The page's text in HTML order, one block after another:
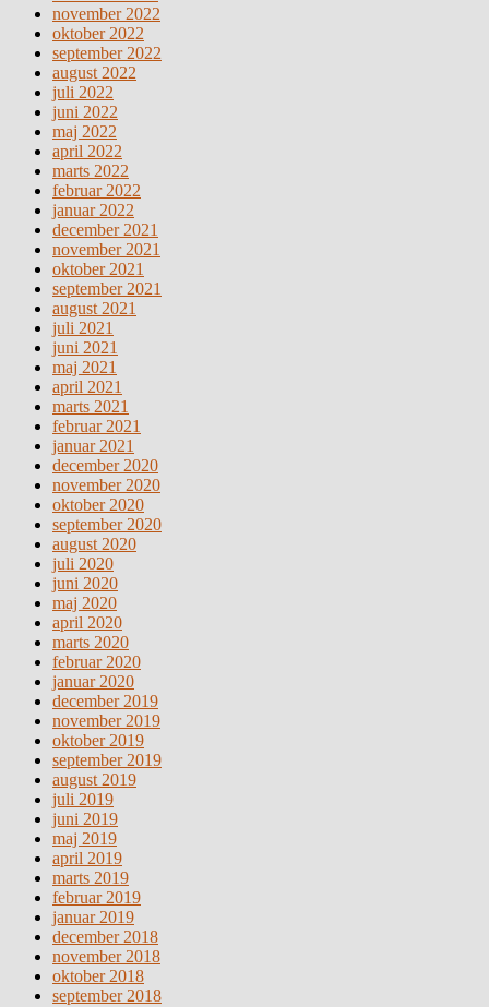
november 2022
oktober 2022
september 2022
august 2022
juli 2022
juni 2022
maj 2022
april 2022
marts 2022
februar 2022
januar 2022
december 2021
november 2021
oktober 2021
september 2021
august 2021
juli 2021
juni 2021
maj 2021
april 2021
marts 2021
februar 2021
januar 2021
december 2020
november 2020
oktober 2020
september 2020
august 2020
juli 2020
juni 2020
maj 2020
april 2020
marts 2020
februar 2020
januar 2020
december 2019
november 2019
oktober 2019
september 2019
august 2019
juli 2019
juni 2019
maj 2019
april 2019
marts 2019
februar 2019
januar 2019
december 2018
november 2018
oktober 2018
september 2018